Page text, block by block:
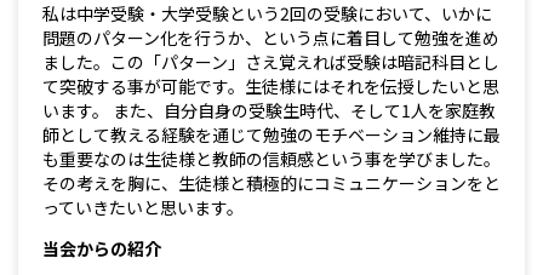
私は中学受験・大学受験という2回の受験において、いかに
問題のパターン化を行うか、という点に着目して勉強を進め
ました。この「パターン」さえ覚えれば受験は暗記科目とし
て突破する事が可能です。生徒様にはそれを伝授したいと思
います。 また、自分自身の受験生時代、そして1人を家庭教
師として教える経験を通じて勉強のモチベーション維持に最
も重要なのは生徒様と教師の信頼感という事を学びました。
その考えを胸に、生徒様と積極的にコミュニケーションをと
っていきたいと思います。
当会からの紹介